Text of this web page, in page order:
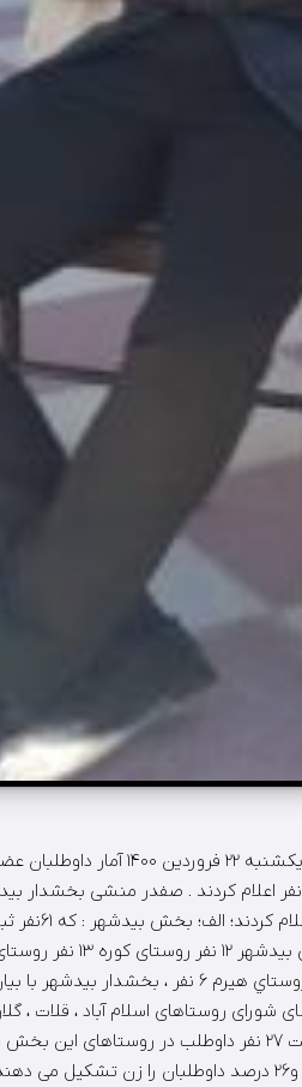
بخشداران بیدشهر و مرکزی تا ساعت ۲۰ روز
روستاهای بخش های بیدشهر ومرکزی را ۸۸ نفر اعلام کردند . صفدر
مرکزی آمار ثبت
روستای اسلا آباد ۸ نفر ، روستاز گلار ۶ نفر و
سینا آقایاری بخشدار مرکزی در این رابطه گفت ۲۷ نفر
ثبت نام کنندگان ۷ نفر داوطلب زن وجوددارد و۲۶ درصد